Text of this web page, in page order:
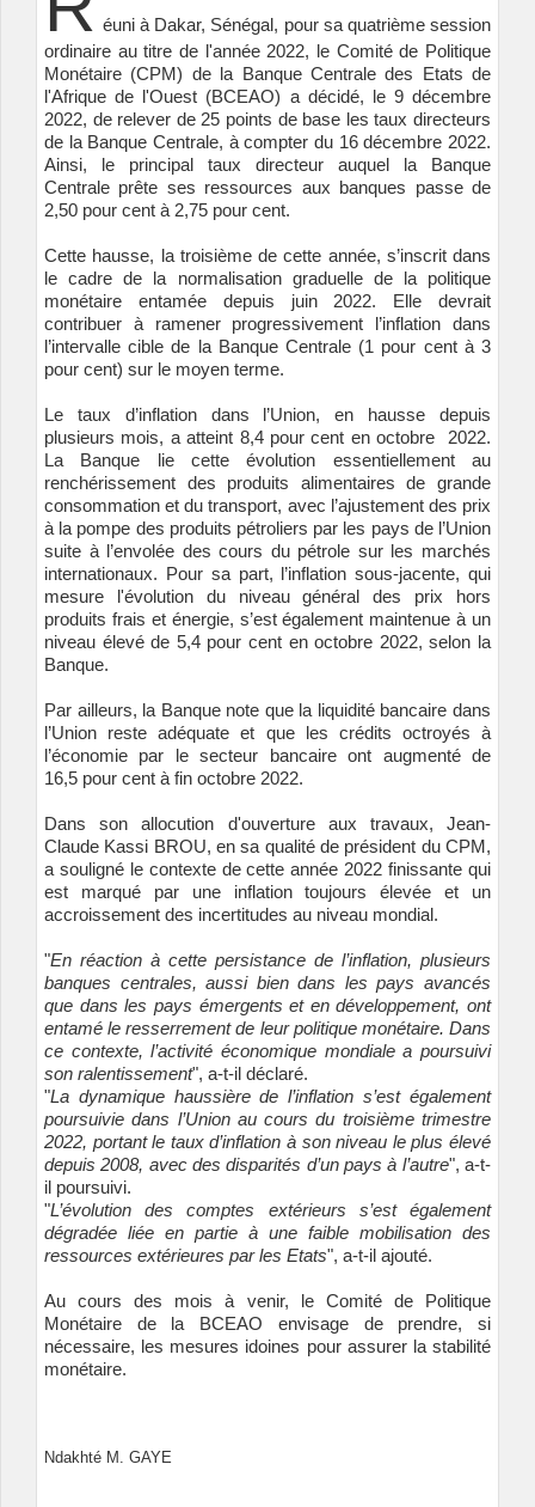
éuni à Dakar, Sénégal, pour sa quatrième session
ordinaire au titre de l'année 2022, le Comité de Politique
Monétaire (CPM) de la Banque Centrale des Etats de
l'Afrique de l'Ouest (BCEAO) a décidé, le 9 décembre
2022, de relever de 25 points de base les taux directeurs
de la Banque Centrale, à compter du 16 décembre 2022.
Ainsi, le principal taux directeur auquel la Banque
Centrale prête ses ressources aux banques passe de
2,50 pour cent à 2,75 pour cent.
Cette hausse, la troisième de cette année, s’inscrit dans
le cadre de la normalisation graduelle de la politique
monétaire entamée depuis juin 2022. Elle devrait
contribuer à ramener progressivement l’inflation dans
l’intervalle cible de la Banque Centrale (1 pour cent à 3
pour cent) sur le moyen terme.
Le taux d’inflation dans l’Union, en hausse depuis
plusieurs mois, a atteint 8,4 pour cent en octobre 2022.
La Banque lie cette évolution essentiellement au
renchérissement des produits alimentaires de grande
consommation et du transport, avec l’ajustement des prix
à la pompe des produits pétroliers par les pays de l’Union
suite à l’envolée des cours du pétrole sur les marchés
internationaux. Pour sa part, l’inflation sous-jacente, qui
mesure l'évolution du niveau général des prix hors
produits frais et énergie, s’est également maintenue à un
niveau élevé de 5,4 pour cent en octobre 2022, selon la
Banque.
Par ailleurs, la Banque note que la liquidité bancaire dans
l’Union reste adéquate et que les crédits octroyés à
l’économie par le secteur bancaire ont augmenté de
16,5 pour cent à fin octobre 2022.
Dans son allocution d'ouverture aux travaux, Jean-
Claude Kassi BROU, en sa qualité de président du CPM,
a souligné le contexte de cette année 2022 finissante qui
est marqué par une inflation toujours élevée et un
accroissement des incertitudes au niveau mondial.
"En réaction à cette persistance de l’inflation, plusieurs
banques centrales, aussi bien dans les pays avancés
que dans les pays émergents et en développement, ont
entamé le resserrement de leur politique monétaire. Dans
ce contexte, l’activité économique mondiale a poursuivi
son ralentissement", a-t-il déclaré.
"La dynamique haussière de l’inflation s’est également
poursuivie dans l’Union au cours du troisième trimestre
2022, portant le taux d’inflation à son niveau le plus élevé
depuis 2008, avec des disparités d’un pays à l’autre", a-t-
il poursuivi.
"L’évolution des comptes extérieurs s’est également
dégradée liée en partie à une faible mobilisation des
ressources extérieures par les Etats", a-t-il ajouté.
Au cours des mois à venir, le Comité de Politique
Monétaire de la BCEAO envisage de prendre, si
nécessaire, les mesures idoines pour assurer la stabilité
monétaire.
Ndakhté M. GAYE